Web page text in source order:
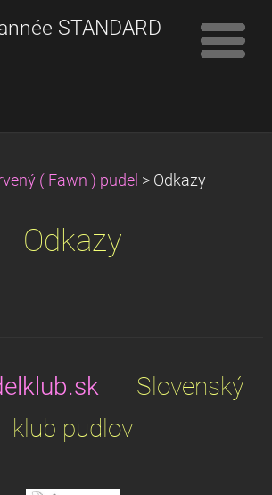
STANDARD
( Fawn ) pudel > Odkazy
Odkazy
Slovenský
klub pudlov